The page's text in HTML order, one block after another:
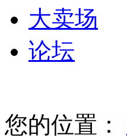
大卖场
论坛
您的位置：